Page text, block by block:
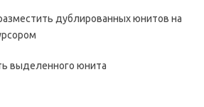
дублированных юнитов на
выделенного юнита